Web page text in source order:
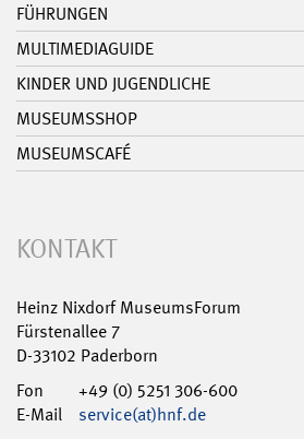
FÜHRUNGEN
MULTIMEDIAGUIDE
KINDER UND JUGENDLICHE
MUSEUMSSHOP
MUSEUMSCAFÉ
KONTAKT
Heinz Nixdorf MuseumsForum
Fürstenallee 7
D-33102 Paderborn
Fon
+49 (0) 5251 306-600
E-Mail
service(at)hnf.de